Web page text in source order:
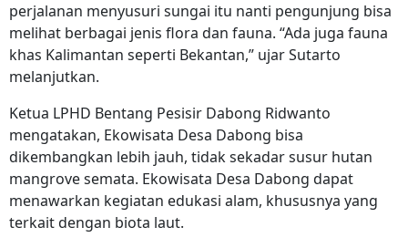
perjalanan menyusuri sungai itu nanti pengunjung bisa
melihat berbagai jenis flora dan fauna. “Ada juga fauna
khas Kalimantan seperti Bekantan,” ujar Sutarto
melanjutkan.
Ketua LPHD Bentang Pesisir Dabong Ridwanto
mengatakan, Ekowisata Desa Dabong bisa
dikembangkan lebih jauh, tidak sekadar susur hutan
mangrove semata. Ekowisata Desa Dabong dapat
menawarkan kegiatan edukasi alam, khususnya yang
terkait dengan biota laut.